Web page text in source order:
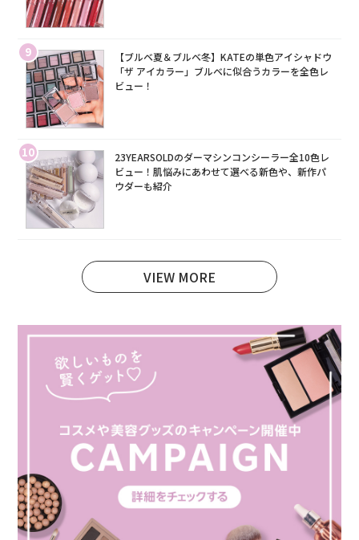
9
【ブルベ夏＆ブルベ冬】KATEの単色アイシャドウ
「ザ アイカラー」ブルベに似合うカラーを全色レ
ビュー！
10
23YEARSOLDのダーマシンコンシーラー全10色レ
ビュー！肌悩みにあわせて選べる新色や、新作パ
ウダーも紹介
VIEW MORE